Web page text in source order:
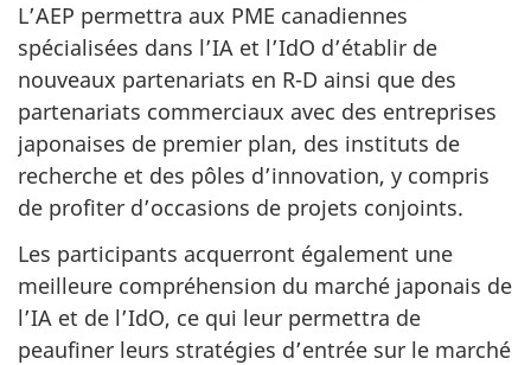
L’AEP permettra aux PME canadiennes
spécialisées dans l’IA et l’IdO d’établir de
nouveaux partenariats en R-D ainsi que des
partenariats commerciaux avec des entreprises
japonaises de premier plan, des instituts de
recherche et des pôles d’innovation, y compris
de profiter d’occasions de projets conjoints.
Les participants acquerront également une
meilleure compréhension du marché japonais de
l’IA et de l’IdO, ce qui leur permettra de
peaufiner leurs stratégies d’entrée sur le marché